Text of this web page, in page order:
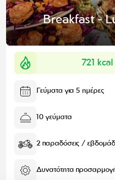
Breakfast -
721 kcal
Γεύματα για 5 ημέρες
10 γεύματα
2 παραδόσεις /
Δυνατότητα